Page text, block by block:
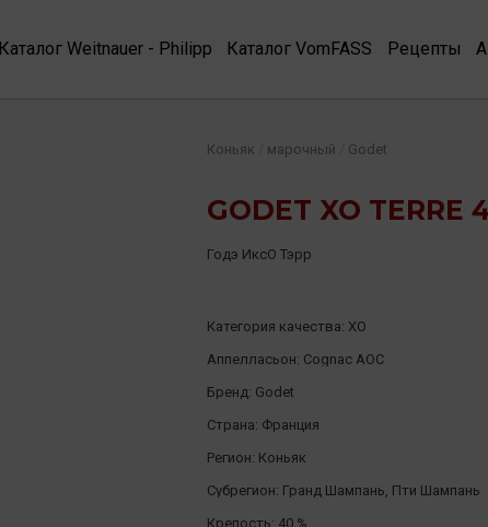
Каталог Weitnauer - Philipp Каталог VomFASS Рецепты
GODET XO TERRE
Коньяк марочный Godet
Годэ ИксО Тэрр
Категория качества: XO
Аппелласьон: Cognac AOC
Бренд: Godet
Страна: Франция
Регион: Коньяк
Субрегион: Гранд Шампань, Пти Шампань
Крепость: 40 %